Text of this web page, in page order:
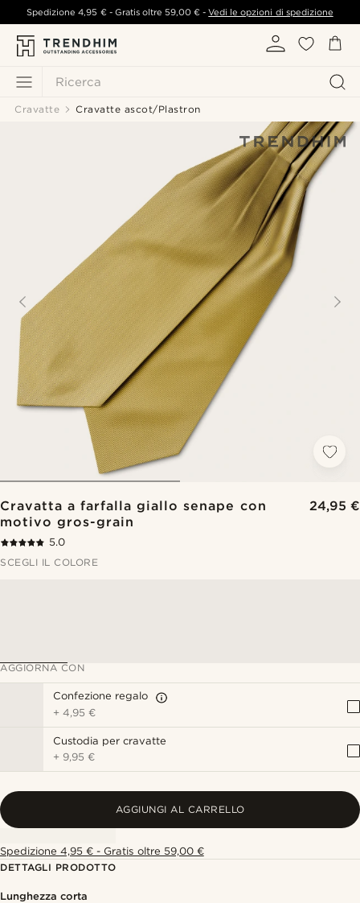
Ricerca
Spedizione4,95 €- Gratis oltre 59,00 € -Vedi le opzioni di spedizione
Cravatte Cravatte ascot/Plastron
Cravatta a farfalla giallo senape con
motivo gros-grain
24,95 €
5.0
SCEGLI IL COLORE
AGGIORNA CON
Confezione regalo
+4,95 €
Custodia per cravatte
+ 9,95 €
AGGIUNGI AL CARRELLO
Spedizione 4,95 € - Gratis oltre 59,00 €
DETTAGLI PRODOTTO
Lunghezza corta